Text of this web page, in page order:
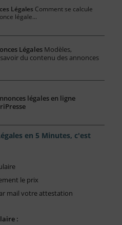
Légales Comment se calcule
légale...
Légales Modèles,
du contenu des annonces
légales en ligne
en 5 Minutes, c'est
le prix
mail votre attestation
: